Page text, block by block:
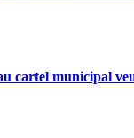
cartel municipal